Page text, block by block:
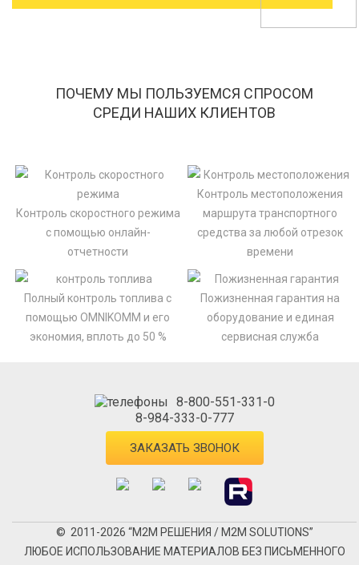
ПОЧЕМУ МЫ ПОЛЬЗУЕМСЯ СПРОСОМ
СРЕДИ НАШИХ КЛИЕНТОВ
Контроль скоростного режима
с помощью онлайн-
отчетности
Контроль местоположения
маршрута транспортного
средства за любой отрезок
времени
Полный контроль топлива с
помощью OMNIKOMM и его
экономия, вплоть до 50 %
Пожизненная гарантия на
оборудование и единая
сервисная служба
8-800-551-331-0
8-984-333-0-777
ЗАКАЗАТЬ ЗВОНОК
© 2011-2026 “М2М РЕШЕНИЯ / M2M SOLUTIONS”
ЛЮБОЕ ИСПОЛЬЗОВАНИЕ МАТЕРИАЛОВ БЕЗ ПИСЬМЕННОГО